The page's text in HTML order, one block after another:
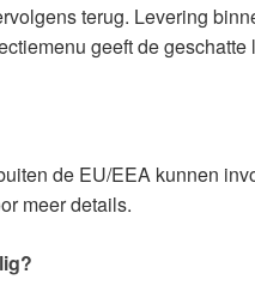
terug. Levering
geeft de
de EU/EEA kunnen
meer details.